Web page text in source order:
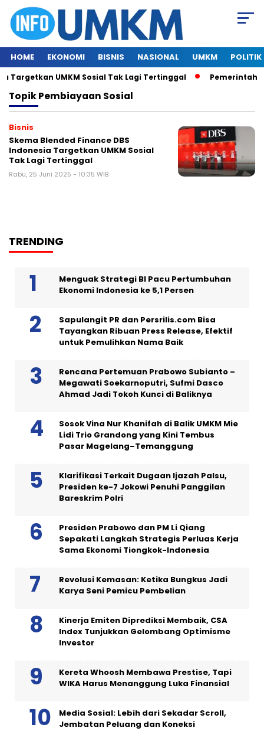
HOME EKONOMI BISNIS NASIONAL UMKM POLITIK
Targetkan UMKM Sosial Tak Lagi Tertinggal Pemerintah
TopikPembiayaan Sosial
Bisnis
Skema Blended Finance DBS
Indonesia Targetkan UMKM Sosial
Tak Lagi Tertinggal
Rabu, 25 Juni 2025 - 10:35 WIB
TRENDING
Menguak Strategi BI Pacu Pertumbuhan
Ekonomi Indonesia ke 5,1 Persen
Sapulangit PR dan Persrilis.com Bisa
Tayangkan Ribuan Press Release, Efektif
untuk Pemulihkan Nama Baik
Rencana Pertemuan Prabowo Subianto –
Megawati Soekarnoputri, Sufmi Dasco
Ahmad Jadi Tokoh Kunci di Baliknya
Sosok Vina Nur Khanifah di Balik UMKM Mie
Lidi Trio Grandong yang Kini Tembus
Pasar Magelang–Temanggung
Klarifikasi Terkait Dugaan Ijazah Palsu,
Presiden ke-7 Jokowi Penuhi Panggilan
Bareskrim Polri
Presiden Prabowo dan PM Li Qiang
Sepakati Langkah Strategis Perluas Kerja
Sama Ekonomi Tiongkok-Indonesia
Revolusi Kemasan: Ketika Bungkus Jadi
Karya Seni Pemicu Pembelian
Kinerja Emiten Diprediksi Membaik, CSA
Index Tunjukkan Gelombang Optimisme
Investor
Kereta Whoosh Membawa Prestise, Tapi
WIKA Harus Menanggung Luka Finansial
Media Sosial: Lebih dari Sekadar Scroll,
Jembatan Peluang dan Koneksi